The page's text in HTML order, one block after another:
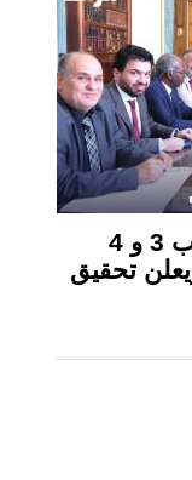
المركزي يرفع سقوف السحب 3 و 4
تحقيق